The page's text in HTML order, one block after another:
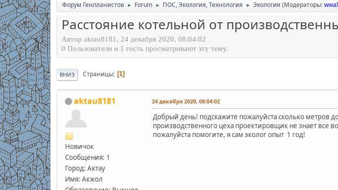
Форум Генпланистов ► Forum ► ПОС, Экология, Технология ► Экология (Модераторы:
Расстояние котельной от
Автор aktau8181, 24 декабря 2020, 08:04:02
0 Пользователи и 1 гость просматривают эту тему.
ВНИЗ Страницы 1
aktau8181
Новичок
Сообщения: 1
Город: Актау
Имя: Акжол
24 декабря 2020, 08:04:02
Добрый день! подскажите пожалуйста сколько метров
производственного цеха проектировщик не знает все
пожалуйста помогите, я сам эколог опыт 1 год!